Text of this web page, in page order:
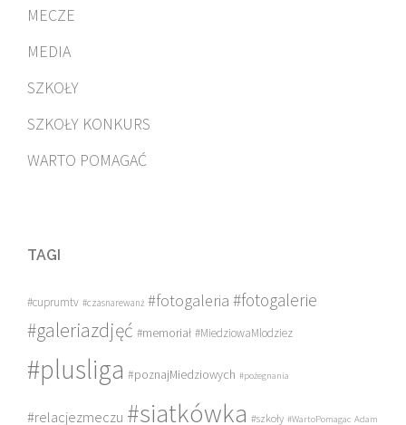
MECZE
MEDIA
SZKOŁY
SZKOŁY KONKURS
WARTO POMAGAĆ
TAGI
#cuprumtv #czasnarewanż #fotogaleria #fotogalerie
#galeriazdjęć #memoriał #MiedziowaMlodziez
#plusliga #poznajMiedziowych #pożegnania
#relacjezmeczu #siatkówka #szkoły #WartoPomagac Adam